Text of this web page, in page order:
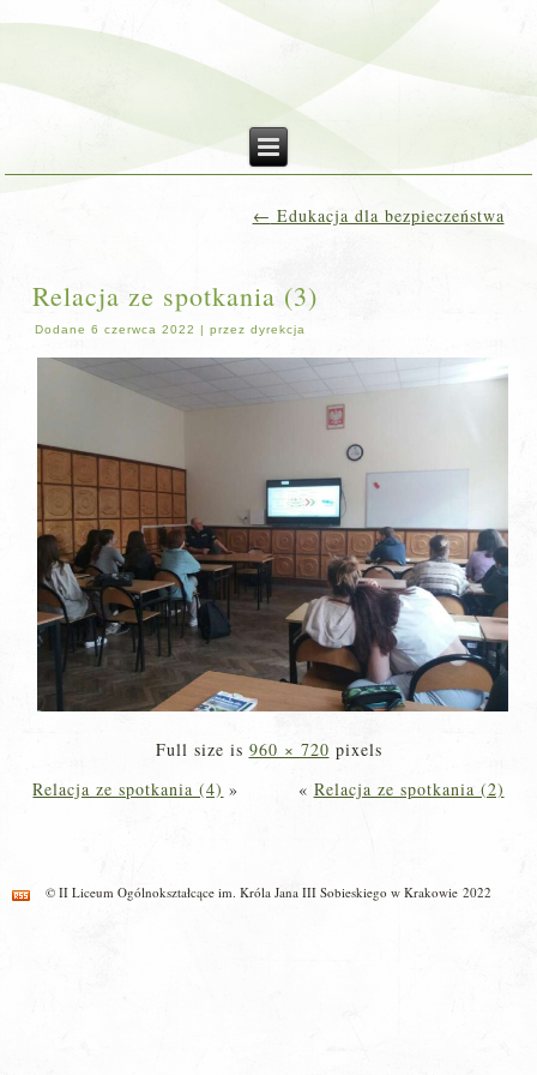
← Edukacja dla bezpieczeństwa
Relacja ze spotkania (3)
Dodane 6 czerwca 2022 |przez dyrekcja
Full size is 960 × 720 pixels
Relacja ze spotkania (4) » « Relacja ze spotkania (2)
© II Liceum Ogólnokształcące im. Króla Jana III Sobieskiego w Krakowie 2022